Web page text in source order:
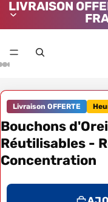
LIVRAISON
Livraison OFFERTE
Bouchons
Réutilisables -
Concentration